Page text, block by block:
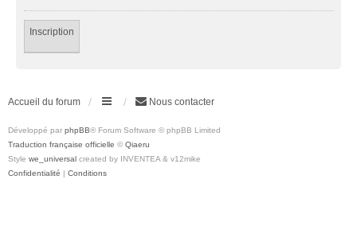
Inscription
Accueil du forum Nous contacter
Développé par phpBB® Forum Software © phpBB Limited
Traduction française officielle © Qiaeru
Style we_universal created by INVENTEA & v12mike
Confidentialité | Conditions